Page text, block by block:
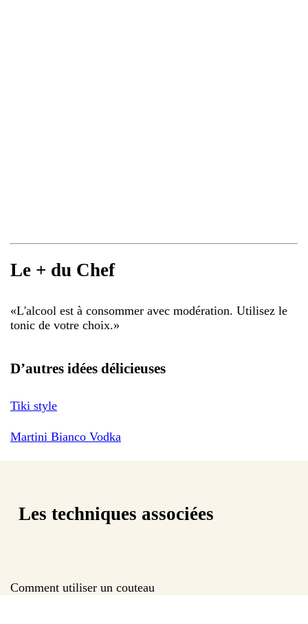
Le + du Chef
«L'alcool est à consommer avec modération. Utilisez le
tonic de votre choix.»
D’autres idées délicieuses
Tiki style
Martini Bianco Vodka
Les techniques associées
Comment utiliser un couteau